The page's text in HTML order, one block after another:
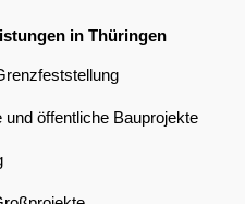
in Thüringen
öffentliche Bauprojekte